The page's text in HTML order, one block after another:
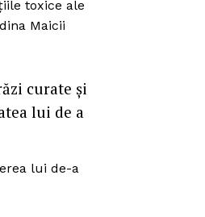
toxice ale
Maicii
curate și
lui de a
lui de-a